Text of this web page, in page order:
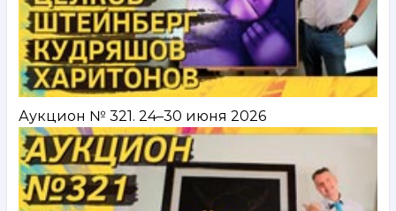
Аукцион № 321. 24–30 июня 2026